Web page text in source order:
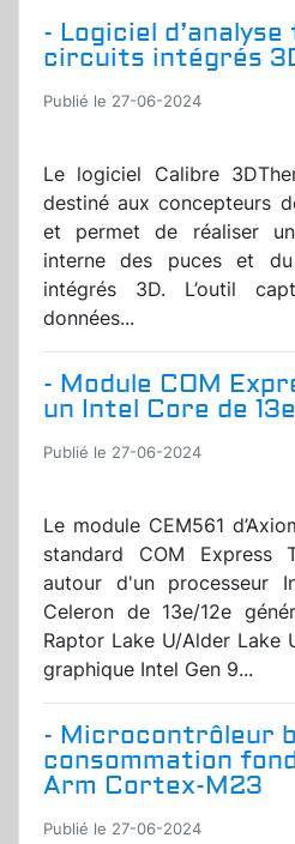
- Logiciel
circuits intégrés
Publié le 27-06-2024
Le logiciel Calibre
destiné aux concepteurs
et permet de réaliser
interne des puces et
intégrés 3D. L’outil
données...
- Module COM
un Intel Core de
Publié le 27-06-2024
Le module CEM561
standard COM Express
autour d'un processeur
Celeron de 13e/12e
Raptor Lake U/Alder Lake
graphique Intel Gen 9...
- Microcontrôleur
consommation
Arm Cortex-M23
Publié le 27-06-2024